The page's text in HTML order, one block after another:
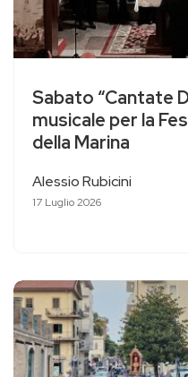
Sabato “Cantate
musicale per la
della Marina
Alessio Rubicini
17 Luglio 2026